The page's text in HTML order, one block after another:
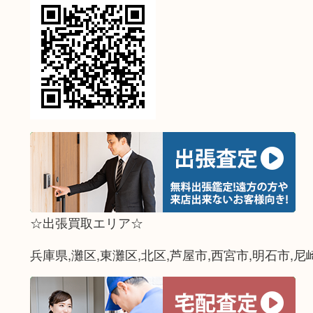
☆出張買取エリア☆
兵庫県,灘区,東灘区,北区,芦屋市,西宮市,明石市,尼